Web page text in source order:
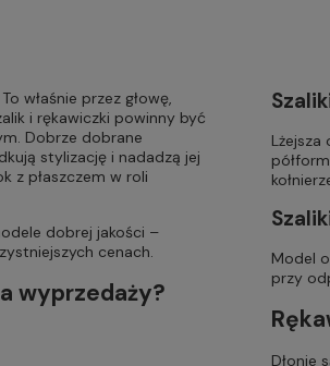
właśnie przez głowę,
i rękawiczki powinny być
Dobrze dobrane
stylizację i nadadzą jej
z płaszczem w roli
dobrej jakości –
cenach.
wyprzedaży?
Model
przy
Dłonie